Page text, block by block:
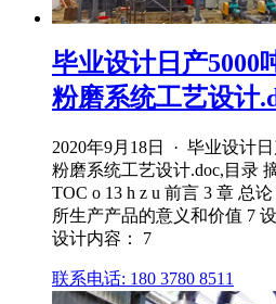
毕业设计日产5000
粉磨系统工艺设计
2020年9月18日 · 毕业设计
粉磨系统工艺设计.doc,目录
TOC o 13 h z u 前言 3 章 总
所生产产品的意义和价值 7
设计内容： 7
联系电话: 180 3780 8511